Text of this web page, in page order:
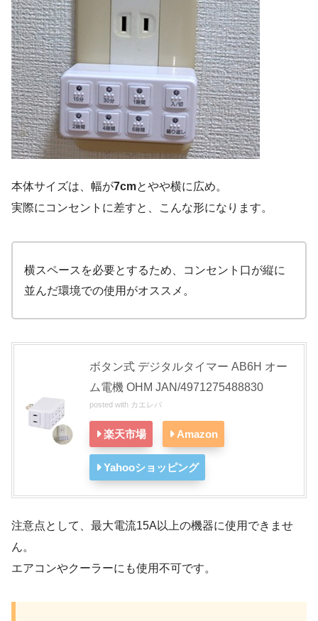
本体サイズは、幅が7cmとやや横に広め。
実際にコンセントに差すと、こんな形になります。
横スペースを必要とするため、コンセント口が縦に
並んだ環境での使用がオススメ。
ボタン式 デジタルタイマー AB6H オー
ム電機 OHM JAN/4971275488830
posted with カエレバ
楽天市場 Amazon
Yahooショッピング
注意点として、最大電流15A以上の機器に使用できませ
ん。
エアコンやクーラーにも使用不可です。